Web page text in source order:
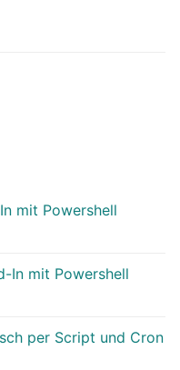
mit Powershell
In mit Powershell
per Script und Cron